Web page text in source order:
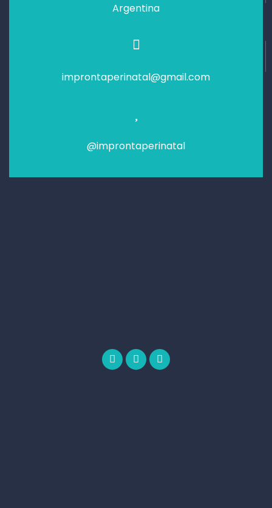
Argentina
improntaperinatal@gmail.com
@improntaperinatal